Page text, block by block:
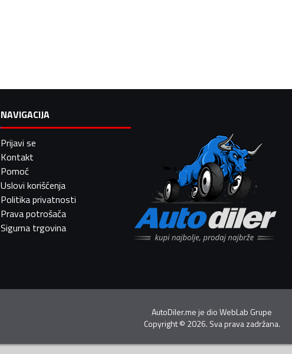
NAVIGACIJA
Prijavi se
Kontakt
Pomoć
Uslovi korišćenja
Politika privatnosti
Prava potrošača
Sigurna trgovina
AutoDiler.me je dioWebLab Grupe
Copyright© 2026. Sva prava zadržana.